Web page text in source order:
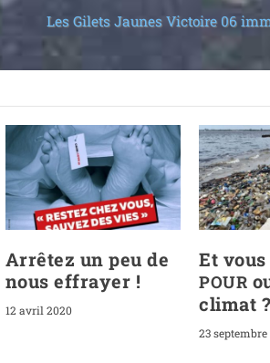
Les Gilets Jaunes Victoire 06
Arrêtez un peu de
nous effrayer !
12 avril 2020
Et vous
POUR
climat ?
23 septembre